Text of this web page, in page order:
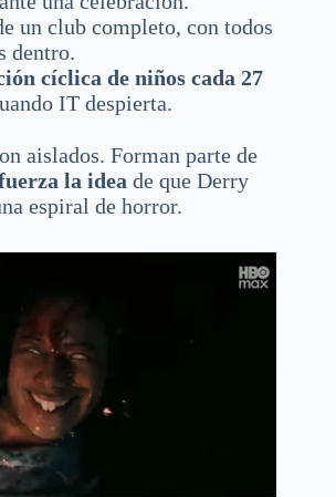
un club completo, con todos
dentro.
cíclica de niños cada 27
IT despierta.
aislados. Forman parte de
la idea de que Derry
espiral de horror.